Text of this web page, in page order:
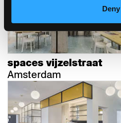
Deny
spaces vijzelstraat
Amsterdam